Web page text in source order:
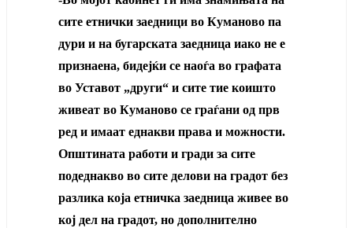
сите етнички заедници во Куманово па
дури и на бугарската заедница иако не е
признаена, бидејќи се наоѓа во графата
во Уставот „други“ и сите тие коишто
живеат во Куманово се граѓани од прв
ред и имаат еднакви права и можности.
Општината работи и гради за сите
подеднакво во сите делови на градот без
разлика која етничка заедница живее во
кој дел на градот, но дополнително